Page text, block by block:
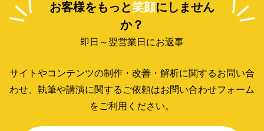
お客様をもっと笑顔にしません
か？
即日～翌営業日にお返事
サイトやコンテンツの制作・改善・解析に関するお問い合
わせ、 執筆や講演に関するご依頼はお問い合わせフォーム
をご利用ください。